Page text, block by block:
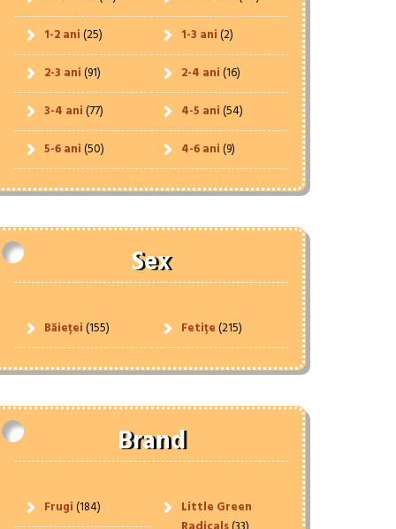
1-2 ani(25) 1-3 ani(2)
2-3 ani(91) 2-4 ani(16)
3-4 ani(77) 4-5 ani(54)
5-6 ani(50) 4-6 ani(9)
Sex
Băieței(155) Fetițe(215)
Brand
Frugi(184)
Little Green